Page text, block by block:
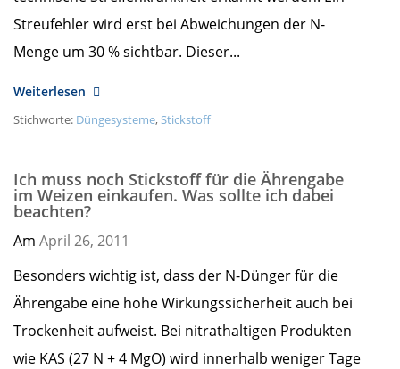
Streufehler wird erst bei Abweichungen der N-
Menge um 30 % sichtbar. Dieser...
Weiterlesen
Stichworte: Düngesysteme,Stickstoff
Ich muss noch Stickstoff für die Ährengabe
im Weizen einkaufen. Was sollte ich dabei
beachten?
Am April 26, 2011
Besonders wichtig ist, dass der N-Dünger für die
Ährengabe eine hohe Wirkungssicherheit auch bei
Trockenheit aufweist. Bei nitrathaltigen Produkten
wie KAS (27 N + 4 MgO) wird innerhalb weniger Tage